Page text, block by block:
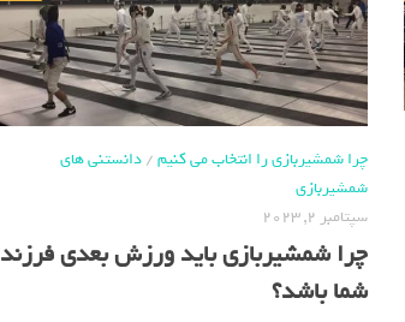
چرا شمشیربازی را انتخاب می کنیم/دانستنی های
شمشیربازی
سپتامبر 2, 2023
چرا شمشیربازی باید ورزش بعدی فرزند
شما باشد؟